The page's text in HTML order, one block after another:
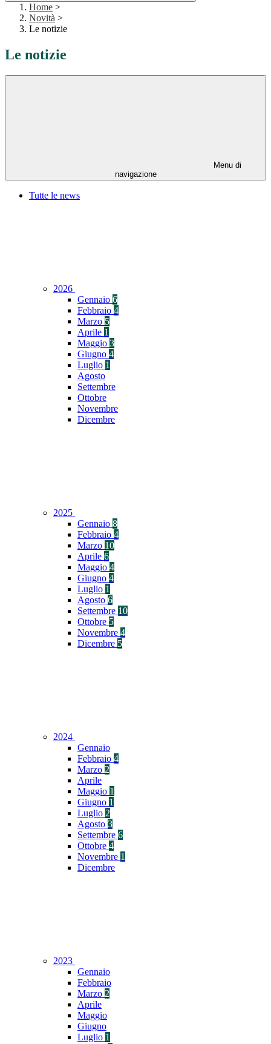
Home >
Novità >
Le notizie
Le notizie
Menu di
navigazione
Tutte le news
2026
Gennaio 6
Febbraio 4
Marzo 5
Aprile 1
Maggio 3
Giugno 4
Luglio 1
Agosto
Settembre
Ottobre
Novembre
Dicembre
2025
Gennaio 8
Febbraio 4
Marzo 10
Aprile 6
Maggio 4
Giugno 4
Luglio 1
Agosto 6
Settembre 10
Ottobre 5
Novembre 4
Dicembre 5
2024
Gennaio
Febbraio 4
Marzo 2
Aprile
Maggio 1
Giugno 1
Luglio 2
Agosto 3
Settembre 6
Ottobre 4
Novembre 1
Dicembre
2023
Gennaio
Febbraio
Marzo 2
Aprile
Maggio
Giugno
Luglio 1